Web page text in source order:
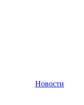
Новости